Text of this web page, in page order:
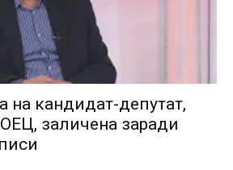
на кандидат-депутат,
заличена заради